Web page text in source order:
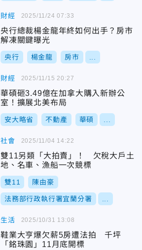
財經
央行總裁楊金龍年終如何出手？房市
解凍關鍵曝光
央行 楊金龍 房市
2025/11/24 07:33
財經
華碩砸3.49億在加拿大購入新辦公
室！擴展北美布局
安大略省 不動產 華碩
2025/11/15 20:27
社會
雙11另類「大拍賣」！ 欠稅大戶土
地、名車、漁船一次競標
雙11 陳由豪
法務部行政執行署宜蘭分署
2025/11/04 14:22
生活
鞋業大亨爆欠薪5房遭法拍 千坪
「銘珠園」11月底開標
2025/10/31 13:08